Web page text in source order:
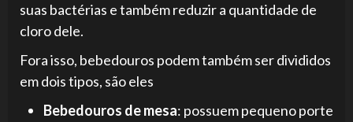
suas bactérias e também reduzir a quantidade de
cloro dele.
Fora isso, bebedouros podem também ser divididos
em dois tipos, são eles
Bebedouros de mesa: possuem pequeno porte